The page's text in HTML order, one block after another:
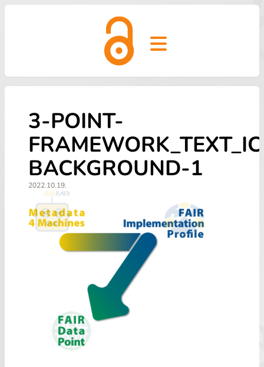
Open main menu
3-POINT-
BACKGROUND-1
2022.10.19.